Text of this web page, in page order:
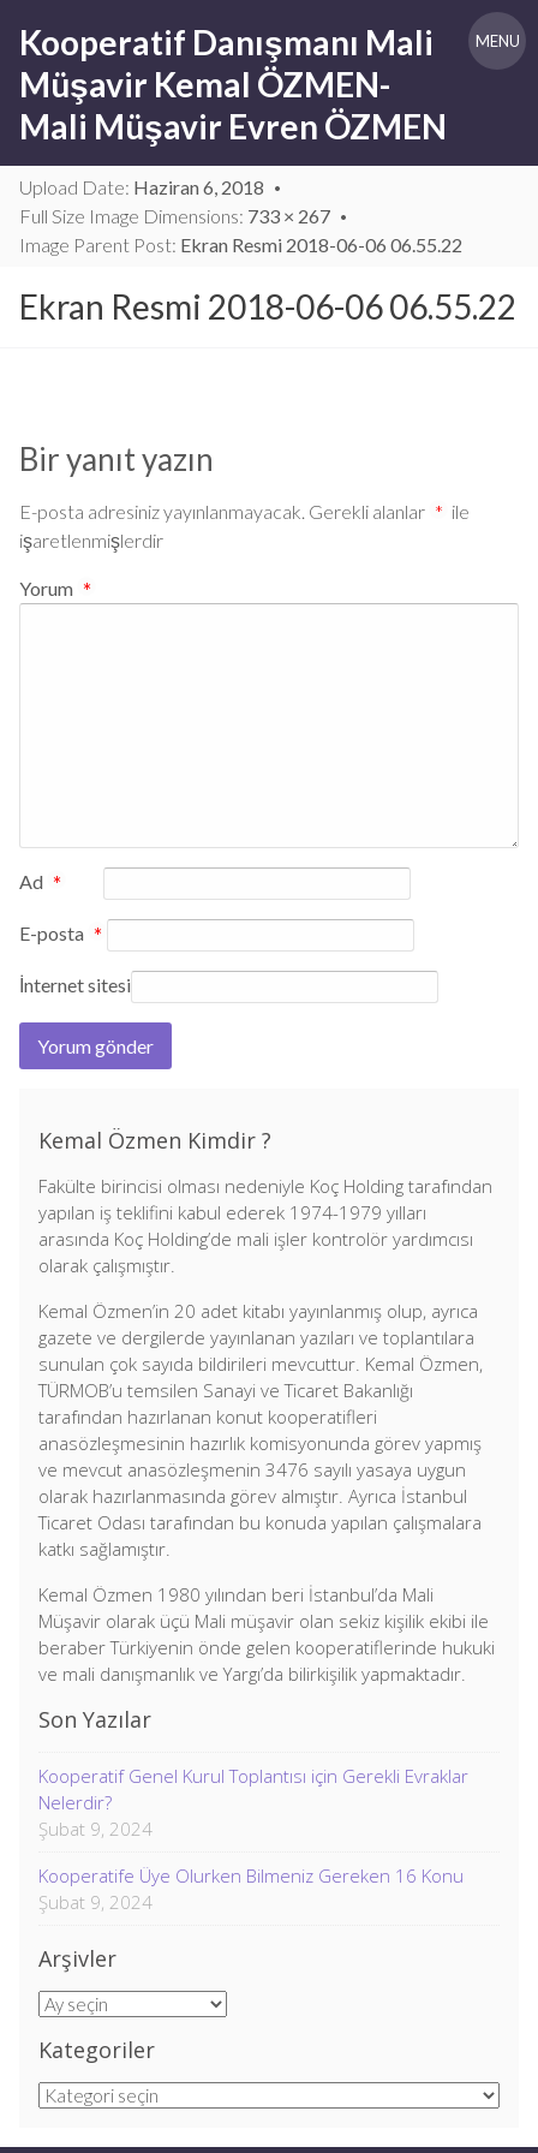
content
Kooperatif Danışmanı Mali
Müşavir Kemal ÖZMEN-
Mali Müşavir Evren ÖZMEN
MENU
Upload Date: Haziran 6, 2018
Full Size Image Dimensions: 733 × 267
Image Parent Post: Ekran Resmi 2018-06-06 06.55.22
Ekran Resmi 2018-06-06 06.55.22
Bir yanıt yazın
E-posta adresiniz yayınlanmayacak. Gerekli alanlar * ile
işaretlenmişlerdir
Yorum *
Ad *
E-posta *
İnternet sitesi
Kemal Özmen Kimdir ?
Fakülte birincisi olması nedeniyle Koç Holding tarafından
yapılan iş teklifini kabul ederek 1974-1979 yılları
arasında Koç Holding’de mali işler kontrolör yardımcısı
olarak çalışmıştır.
Kemal Özmen’in 20 adet kitabı yayınlanmış olup, ayrıca
gazete ve dergilerde yayınlanan yazıları ve toplantılara
sunulan çok sayıda bildirileri mevcuttur. Kemal Özmen,
TÜRMOB’u temsilen Sanayi ve Ticaret Bakanlığı
tarafından hazırlanan konut kooperatifleri
anasözleşmesinin hazırlık komisyonunda görev yapmış
ve mevcut anasözleşmenin 3476 sayılı yasaya uygun
olarak hazırlanmasında görev almıştır. Ayrıca İstanbul
Ticaret Odası tarafından bu konuda yapılan çalışmalara
katkı sağlamıştır.
Kemal Özmen 1980 yılından beri İstanbul’da Mali
Müşavir olarak üçü Mali müşavir olan sekiz kişilik ekibi ile
beraber Türkiyenin önde gelen kooperatiflerinde hukuki
ve mali danışmanlık ve Yargı’da bilirkişilik yapmaktadır.
Son Yazılar
Kooperatif Genel Kurul Toplantısı için Gerekli Evraklar
Nelerdir?
Şubat 9, 2024
Kooperatife Üye Olurken Bilmeniz Gereken 16 Konu
Şubat 9, 2024
Arşivler
Arşivler
Kategoriler
Kategoriler